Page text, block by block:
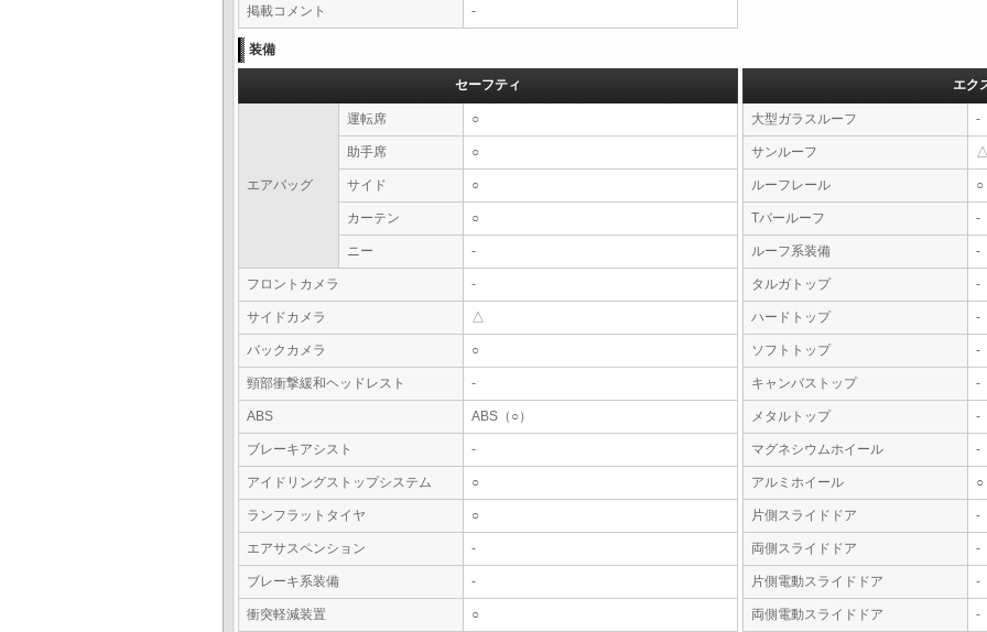
掲載コメント -
装備
セーフティ
エアバッグ
運転席 ○
助手席 ○
サイド ○
カーテン ○
ニー -
フロントカメラ -
サイドカメラ △
バックカメラ ○
頸部衝撃緩和ヘッドレスト -
ABS ABS（○）
ブレーキアシスト -
アイドリングストップシステム ○
ランフラットタイヤ ○
エアサスペンション -
ブレーキ系装備 -
衝突軽減装置 ○
エク
大型ガラスルーフ -
サンルーフ △
ルーフレール ○
Tバールーフ -
ルーフ系装備 -
タルガトップ -
ハードトップ -
ソフトトップ -
キャンバストップ -
メタルトップ -
マグネシウムホイール -
アルミホイール ○
片側スライドドア -
両側スライドドア -
片側電動スライドドア -
両側電動スライドドア -